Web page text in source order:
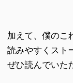
加えて、僕のこ
読みやすくスト
ぜひ読んでいた